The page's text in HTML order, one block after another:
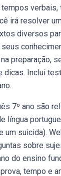
irá resolver
diversos
preparação,
dicas. Inclui
7º ano são
língua
um suicida).
sobre
do ensino
tempo e